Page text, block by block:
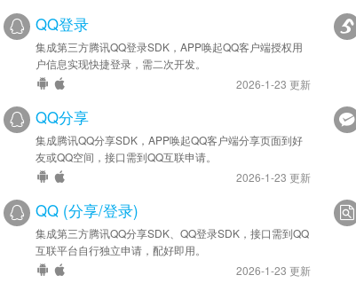
安卓优化 - 已升级 SDK 至 v6.8.9
苹果优化 - 已升级 SDK 至 v2.0.0
2021-11-10
安卓优化 - 已升级 SDK 至 v6.8.0
QQ登录
集成第三方腾讯QQ登录SDK，APP唤起QQ客户端授权用
户信息实现快捷登录，需二次开发。
2026-1-23 更新
QQ分享
集成腾讯QQ分享SDK，APP唤起QQ客户端分享页面到好
友或QQ空间，接口需到QQ互联申请。
2026-1-23 更新
QQ (分享/登录)
集成第三方腾讯QQ分享SDK、QQ登录SDK，接口需到QQ
互联平台自行独立申请，配好即用。
2026-1-23 更新